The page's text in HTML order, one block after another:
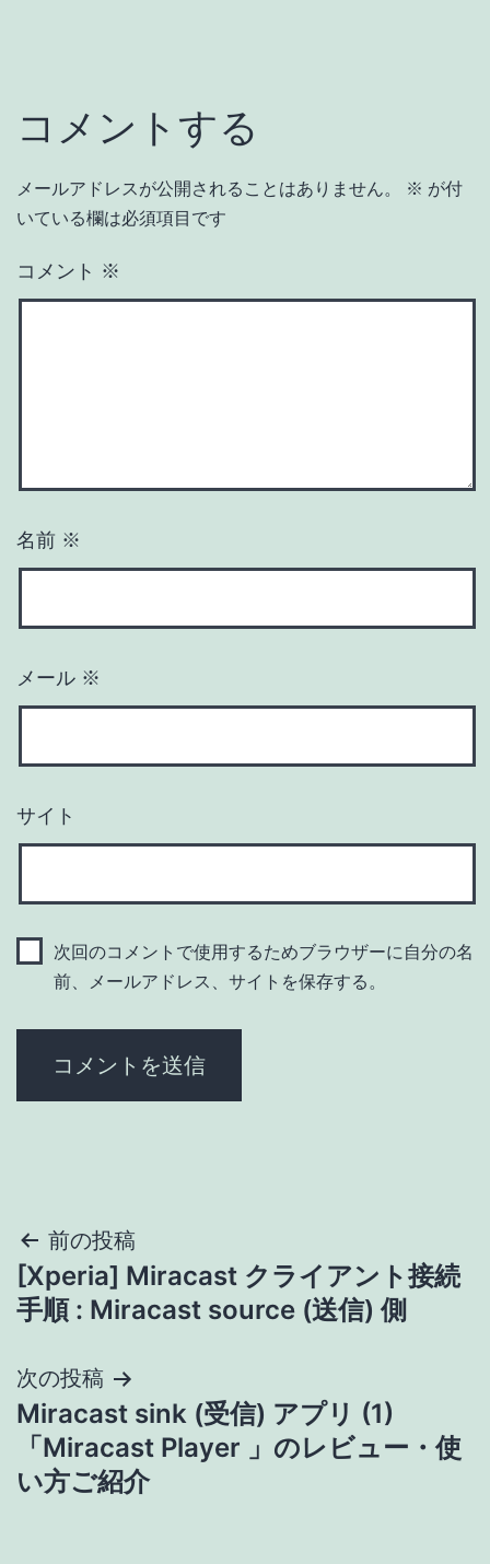
コメントする
メールアドレスが公開されることはありません。 ※ が付
いている欄は必須項目です
コメント ※
名前 ※
メール ※
サイト
次回のコメントで使用するためブラウザーに自分の名
前、メールアドレス、サイトを保存する。
投
稿
ビ
ゲ
ー
前の投稿
[Xperia] Miracast クライアント接続
手順 : Miracast source (送信) 側
次の投稿
Miracast sink (受信) アプリ (1)
「Miracast Player 」のレビュー・使
い方ご紹介